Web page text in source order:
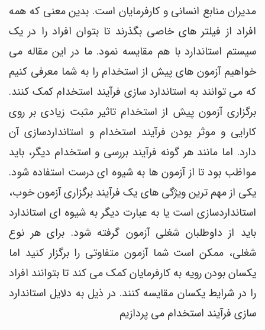
مدیران منابع انسانی و کارفرمایان است. بدین معنی که همه
افراد از فیلتر های خاصی بگذرند تا بتوان افراد را در یک
سیستم استاندارد با هم مقایسه نمود. ما در این مقاله می
خواهیم آزمون های پیش از استخدام را به شما معرفی کنیم
که می توانند به استاندارد سازی فرآیند استخدام کمک کنند.
برگزاری آزمون پیش از استخدام تاثیر مثبت زیادی بر روی
کارایی و موثر بودن فرآیند استخدام و استانداردسازی آن
دارد. اما مانند هر گونه فرآیند بررسی و استخدام دیگر، باید
مواظب بود تا از آزمون ها به شیوه ای درست استفاده شود.
یکی از مهم ترین ویژگی های یک فرآیند برگزاری آزمون خوب،
استانداردسازی است یا به عبارت دیگر به شیوه ای استاندارد
باید از داوطلبان شغلی آزمون گرفته شود. برای هر نوع
شغلی، ممکن است شما آزمون متفاوتی را برگزار کنید اما
یکسان بودن رویه به کارفرمایان کمک می کند تا بتوانند افراد
را در شرایط یکسان مقایسه کنند. در ذیل به دلایل استاندارد
سازی فرآیند استخدام می پردازیم